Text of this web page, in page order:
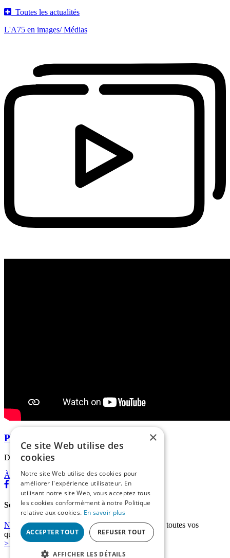
Toutes les actualités
L'A75 en images/ Médias
Photos, Vidéos
Découvrez la vidéo de l'A75 !
À propos|Contact
Soutenez l'A75 La Méridienne!
N'hésitez pas à nous contacter, nous répondrons à toutes vos
questions.
> En savoir plus
×
Ce site Web utilise des
cookies
Notre site Web utilise des cookies pour
améliorer l'expérience utilisateur. En
utilisant notre site Web, vous acceptez tous
les cookies conformément à notre Politique
relative aux cookies. En savoir plus
ACCEPTER TOUT REFUSER TOUT
AFFICHER LES DÉTAILS